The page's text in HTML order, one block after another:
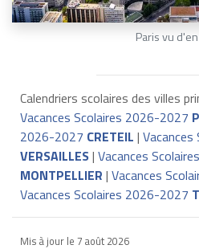
Paris vu
Calendriers scolaires des villes
Vacances Scolaires 2026-2027
2026-2027 CRETEIL |
VERSAILLES| Vacances
MONTPELLIER | Vacances
Vacances Scolaires 2026-2027
Mis à jour le 7 août 2026